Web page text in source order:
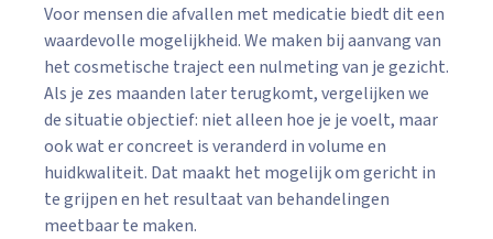
Voor mensen die afvallen met medicatie biedt dit een
waardevolle mogelijkheid. We maken bij aanvang van
het cosmetische traject een nulmeting van je gezicht.
Als je zes maanden later terugkomt, vergelijken we
de situatie objectief: niet alleen hoe je je voelt, maar
ook wat er concreet is veranderd in volume en
huidkwaliteit. Dat maakt het mogelijk om gericht in
te grijpen en het resultaat van behandelingen
meetbaar te maken.